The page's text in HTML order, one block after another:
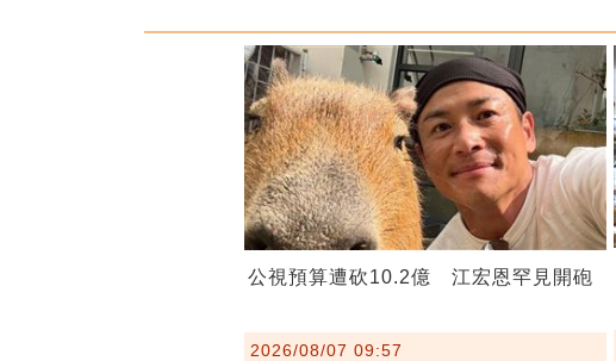
公視預算遭砍10.2億 江宏恩罕見開砲
2026/08/07 09:57